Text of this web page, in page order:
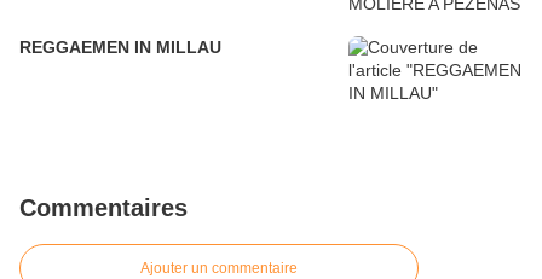
REGGAEMEN IN MILLAU
Commentaires
Ajouter un commentaire